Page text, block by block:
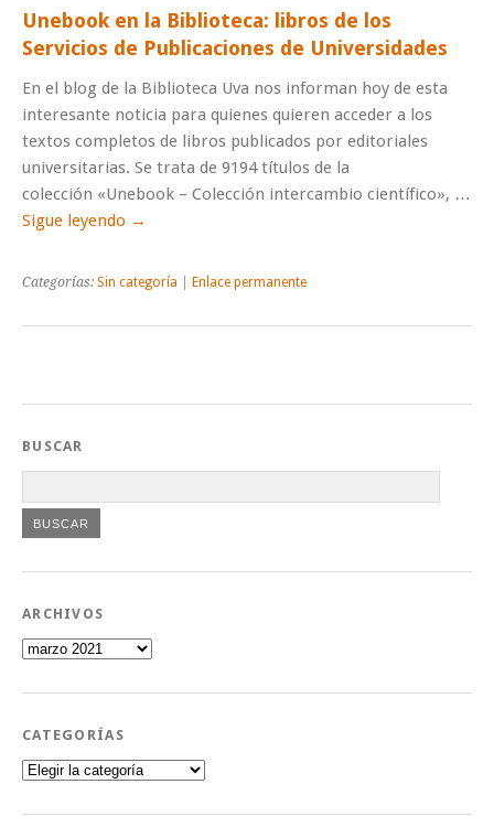
Unebook en la Biblioteca: libros de los
Servicios de Publicaciones de Universidades
En el blog de la Biblioteca Uva nos informan hoy de esta
interesante noticia para quienes quieren acceder a los
textos completos de libros publicados por editoriales
universitarias. Se trata de 9194 títulos de la
colección «Unebook – Colección intercambio científico», …
Sigue leyendo →
Categorías: Sin categoría Enlace permanente
BUSCAR
ARCHIVOS
Archivos
CATEGORÍAS
Categorías